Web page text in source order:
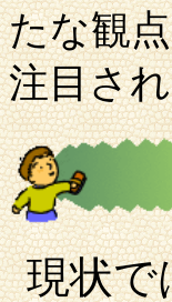
たな観
注目さ
現状で